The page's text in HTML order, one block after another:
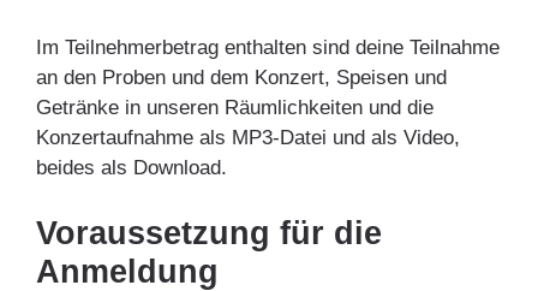
Im Teilnehmerbetrag enthalten sind deine Teilnahme
an den Proben und dem Konzert, Speisen und
Getränke in unseren Räumlichkeiten und die
Konzertaufnahme als MP3-Datei und als Video,
beides als Download.
Voraussetzung für die
Anmeldung